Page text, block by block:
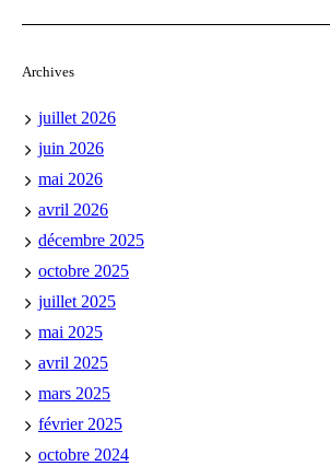
Archives
juillet 2026
juin 2026
mai 2026
avril 2026
décembre 2025
octobre 2025
juillet 2025
mai 2025
avril 2025
mars 2025
février 2025
octobre 2024